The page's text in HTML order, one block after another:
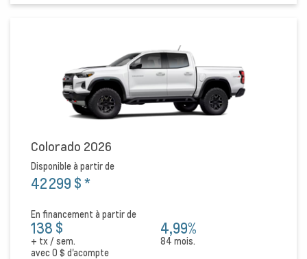
Colorado 2026
Disponible à partir de
42 299 $*
En financement à partir de
138 $
+ tx / sem.
4,99%
84 mois.
avec0 $ d'acompte